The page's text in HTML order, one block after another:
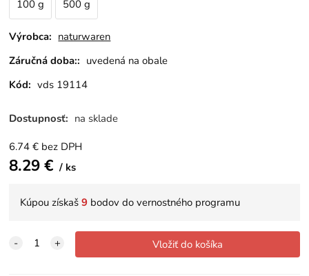
100 g
500 g
Výrobca: naturwaren
Záručná doba:: uvedená na obale
Kód: vds 19114
Dostupnosť: na sklade
6.74 € bez DPH
8.29€ ks
Kúpou získaš9 bodov do vernostného programu